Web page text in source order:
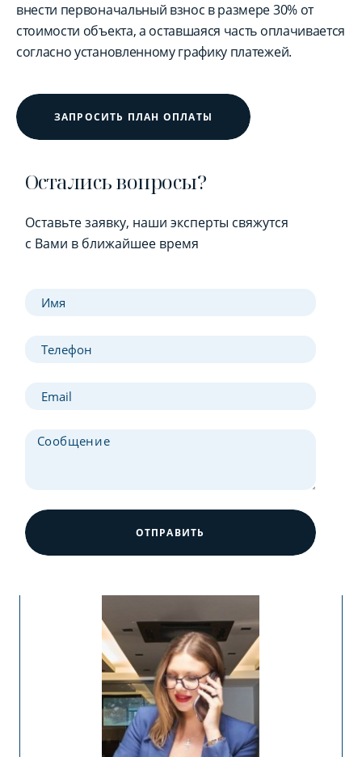
внести первоначальный взнос в размере 30% от
стоимости объекта, а оставшаяся часть оплачивается
согласно установленному графику платежей.
ЗАПРОСИТЬ ПЛАН ОПЛАТЫ
Остались вопросы?
Оставьте заявку, наши эксперты свяжутся
с Вами в ближайшее время
ОТПРАВИТЬ